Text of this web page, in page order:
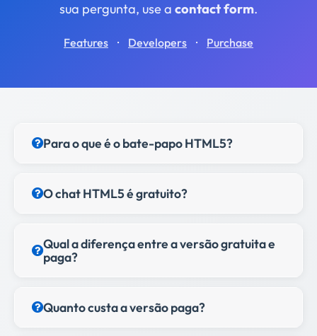
sua pergunta, use a contact form.
Features · Developers · Purchase
Para o que é o bate-papo HTML5?
O chat HTML5 é gratuito?
Qual a diferença entre a versão gratuita e
paga?
Quanto custa a versão paga?